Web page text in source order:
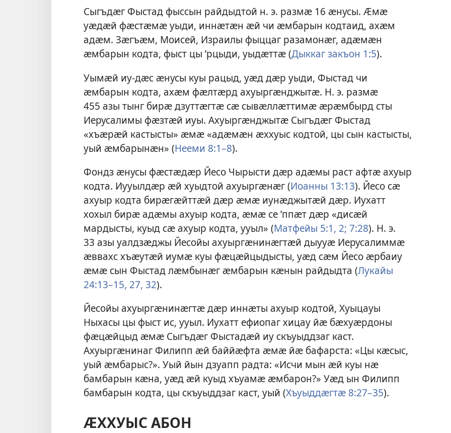
Сыгъдӕг Фыстад фыссын райдыдтой н. э. размӕ 16 ӕнусы. Ӕмӕ
уӕдӕй фӕстӕмӕ уыди, иннӕтӕн ӕй чи ӕмбарын кодтаид, ахӕм
адӕм. Зӕгъӕм, Моисей, Израилы фыццаг разамонӕг, адӕмӕн
ӕмбарын кодта, фыст цы ’рцыди, уыдӕттӕ (Дыккаг закъон 1:5).
Уымӕй иу-дӕс ӕнусы куы рацыд, уӕд дӕр уыди, Фыстад чи
ӕмбарын кодта, ахӕм фӕлтӕрд ахуыргӕнджытӕ. Н. э. размӕ
455 азы тынг бирӕ дзуттӕгтӕ сӕ сывӕллӕттимӕ ӕрӕмбырд сты
Иерусалимы фӕзтӕй иуы. Ахуыргӕнджытӕ Сыгъдӕг Фыстад
«хъӕрӕй кастысты» ӕмӕ «адӕмӕн ӕххуыс кодтой, цы сын кастысты,
уый ӕмбарынӕн» (Нееми 8:1–8).
Фондз ӕнусы фӕстӕдӕр Йесо Чырысти дӕр адӕмы раст афтӕ ахуыр
кодта. Иууылдӕр ӕй хуыдтой ахуыргӕнӕг (Иоанны 13:13). Йесо сӕ
ахуыр кодта бирӕгӕйттӕй дӕр ӕмӕ иунӕджытӕй дӕр. Иухатт
хохыл бирӕ адӕмы ахуыр кодта, ӕмӕ се ’ппӕт дӕр «дисӕй
мардысты, куыд сӕ ахуыр кодта, ууыл» (Матфейы 5:1, 2; 7:28). Н. э.
33 азы уалдзӕджы Йесойы ахуыргӕнинӕгтӕй дыууӕ Иерусалиммӕ
ӕввахс хъӕутӕй иумӕ куы фӕцӕйцыдысты, уӕд сӕм Йесо ӕрбаиу
ӕмӕ сын Фыстад лӕмбынӕг ӕмбарын кӕнын райдыдта (Лукайы
24:13–15, 27, 32).
Йесойы ахуыргӕнинӕгтӕ дӕр иннӕты ахуыр кодтой, Хуыцауы
Ныхасы цы фыст ис, ууыл. Иухатт ефиопаг хицау йӕ бӕхуӕрдоны
фӕцӕйцыд ӕмӕ Сыгъдӕг Фыстадӕй иу скъуыддзаг каст.
Ахуыргӕнинаг Филипп ӕй баййӕфта ӕмӕ йӕ бафарста: «Цы кӕсыс,
уый ӕмбарыс?». Уый йын дзуапп радта: «Исчи мын ӕй куы нӕ
бамбарын кӕна, уӕд ӕй куыд хъуамӕ ӕмбарон?» Уӕд ын Филипп
бамбарын кодта, цы скъуыддзаг каст, уый (Хъуыддӕгтӕ 8:27–35).
ӔХХУЫС АБОН